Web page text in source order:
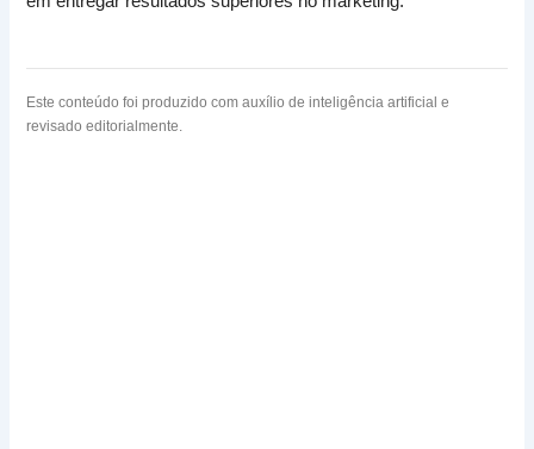
Este conteúdo foi produzido com auxílio de inteligência artificial e
revisado editorialmente.